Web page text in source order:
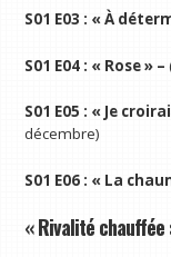
S01 E03 : « À
S01 E04 : « Rose » –
S01 E05 : « Je
décembre)
S01 E06 : « La
« Rivalité